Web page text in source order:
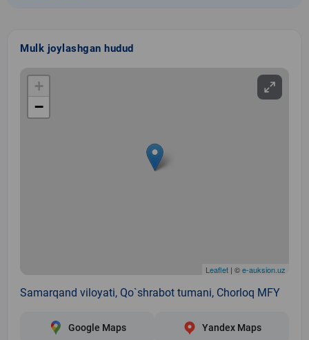
Mulk joylashgan hudud
+
−
Leaflet | ©e-auksion.uz
Samarqand viloyati, Qo`shrabot tumani, Chorloq MFY
Google Maps Yandex Maps